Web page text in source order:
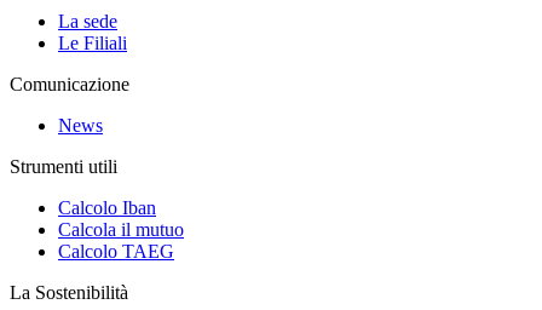
La sede
Le Filiali
Comunicazione
News
Strumenti utili
Calcolo Iban
Calcola il mutuo
Calcolo TAEG
La Sostenibilità